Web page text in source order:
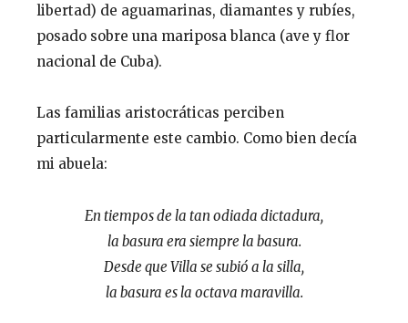
libertad) de aguamarinas, diamantes y rubíes,
posado sobre una mariposa blanca (ave y flor
nacional de Cuba).
Las familias aristocráticas perciben
particularmente este cambio. Como bien decía
mi abuela:
En tiempos de la tan odiada dictadura,
la basura era siempre la basura.
Desde que Villa se subió a la silla,
la basura es la octava maravilla.